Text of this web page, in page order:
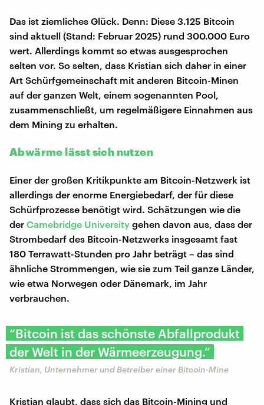
Das ist ziemliches Glück. Denn: Diese 3.125 Bitcoin
sind aktuell (Stand: Februar 2025) rund 300.000 Euro
wert. Allerdings kommt so etwas ausgesprochen
selten vor. So selten, dass Kristian sich daher in einer
Art Schürfgemeinschaft mit anderen Bitcoin-Minen
auf der ganzen Welt, einem sogenannten Pool,
zusammenschließt, um regelmäßigere Einnahmen aus
dem Mining zu erhalten.
Abwärme lässt sich nutzen
Einer der großen Kritikpunkte am Bitcoin-Netzwerk ist
allerdings der enorme Energiebedarf, der für diese
Schürfprozesse benötigt wird. Schätzungen wie die
der Camebridge University gehen davon aus, dass der
Strombedarf des Bitcoin-Netzwerks insgesamt fast
180 Terrawatt-Stunden pro Jahr beträgt – das sind
ähnliche Strommengen, wie sie zum Teil ganze Länder,
wie etwa Norwegen oder Dänemark, im Jahr
verbrauchen.
“Bitcoin ist das schönste Abfallprodukt
der Welt in der Wärmeerzeugung.”
Kristian, Unternehmer und Betreiber einer Bitcoin-Mine
Kristian glaubt, dass sich das Bitcoin-Mining und